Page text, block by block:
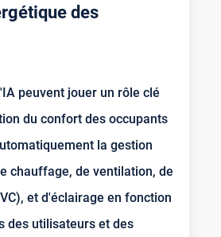
des
peuvent jouer un rôle clé
du confort des occupants
la gestion
chauffage, de ventilation, de
et d'éclairage en fonction
des utilisateurs et des